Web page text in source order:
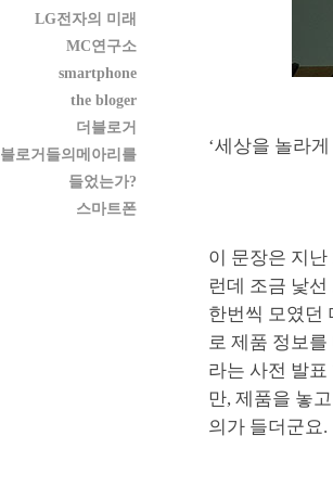
‘세상을 놀라
이 문장은 지
런데 조금 낯
한번씩 모였던
로 제품 정보
라는 사전 발
만, 제품을 놓
의가 들더군요.
LG전자의 미래
MC연구소
smartphone
the bloger
더블로거
블로거들의메아리를
들었는가?
스마트폰